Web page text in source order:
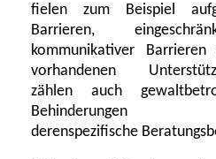
fielen zum Beispiel
Barrieren, e
kommunikativer
vorhandenen
zählen auch
Behinderungen
derenspezifische